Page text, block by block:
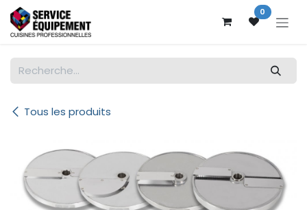
Se rendre au contenu 0
Tous les produits